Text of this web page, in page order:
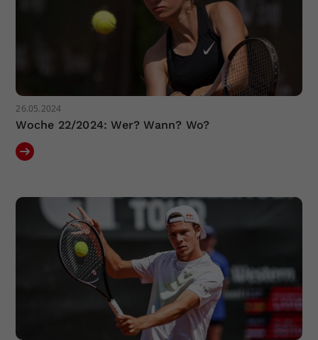
26.05.2024
Woche 22/2024: Wer? Wann? Wo?